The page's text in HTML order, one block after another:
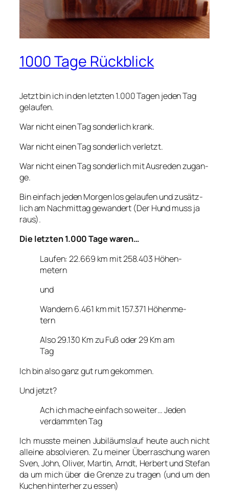
1000 Tage Rückblick
Jetzt bin ich in den letz­ten 1.000 Tagen jeden Tag
gelau­fen.
War nicht einen Tag son­der­lich krank.
War nicht einen Tag son­der­lich ver­letzt.
War nicht einen Tag son­der­lich mit Aus­re­den zugan­
ge.
Bin ein­fach jeden Mor­gen los gelau­fen und zusätz­
lich am Nach­mit­tag gewan­dert (Der Hund muss ja
raus).
Die letz­ten 1.000 Tage waren…
Lau­fen: 22.669 km mit 258.403 Höhen­
me­tern
und
Wan­dern 6.461 km mit 157.371 Höhen­me­
tern
Also 29.130 Km zu Fuß oder 29 Km am
Tag
Ich bin also ganz gut rum gekom­men.
Und jetzt?
Ach ich mache ein­fach so wei­ter… Jeden
ver­damm­ten Tag
Ich muss­te mei­nen Jubi­lä­ums­lauf heu­te auch nicht
allei­ne absol­vie­ren. Zu mei­ner Über­ra­schung waren
Sven, John, Oli­ver, Mar­tin, Arndt, Her­bert und Ste­fan
da um mich über die Gren­ze zu tra­gen (und um den
Kuchen hin­ter­her zu essen)